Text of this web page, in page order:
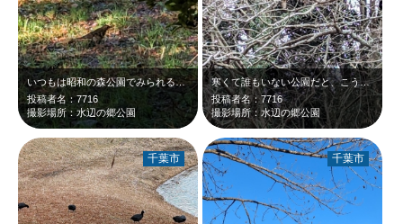
いつもは昭和の森公園でみられるのですが、今年はあいにく工事中😂 というわけで…
投稿者名：7716
撮影場所：水辺の郷公園
寒くて誰もいない公園だと、こういう珍しい鳥にもであえます。だから、散歩はやめら…
投稿者名：7716
撮影場所：水辺の郷公園
千葉市 千葉市